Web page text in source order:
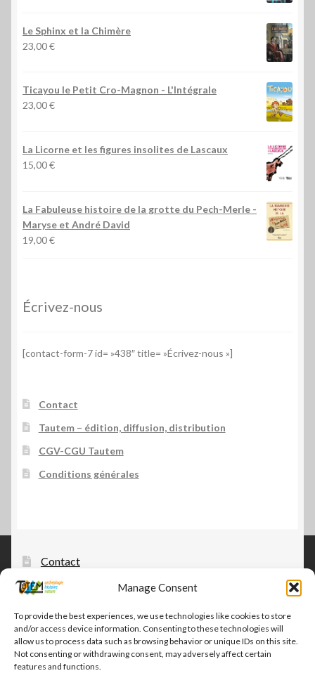
Manage Consent
To provide the best experiences, we use technologies like cookies to store
and/or access device information. Consenting to these technologies will
allow us to process data such as browsing behavior or unique IDs on this site.
Not consenting or withdrawing consent, may adversely affect certain
features and functions.
Le Sphinx et la Chimère
23,00€
Ticayou le Petit Cro-Magnon - L'Intégrale
23,00€
La Licorne et les figures insolites de Lascaux
15,00€
La Fabuleuse histoire de la grotte du Pech-Merle -
Maryse et André David
19,00€
Écrivez-nous
[contact-form-7 id= »438″ title= »Écrivez-nous »]
Contact
Tautem – édition, diffusion, distribution
CGV-CGU Tautem
Conditions générales
Contact
Tautem – édition, diffusion, distribution
CGV-CGU Tautem
Conditions générales